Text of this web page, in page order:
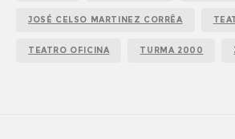
JOSÉ CELSO MARTINEZ CORRÊA
TEATRO OFICINA TURMA 2000